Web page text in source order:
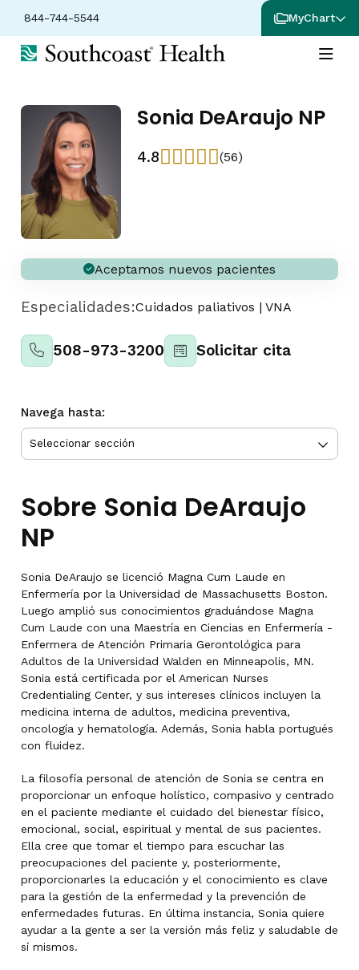
844-744-5544 MyChart
Sonia DeAraujo NP
4.8 (56)
Aceptamos nuevos pacientes
Especialidades:Cuidados paliativos | VNA
508-973-3200 Solicitar cita
Navega hasta:
Sobre Sonia DeAraujo
NP
Sonia DeAraujo se licenció Magna Cum Laude en
Enfermería por la Universidad de Massachusetts Boston.
Luego amplió sus conocimientos graduándose Magna
Cum Laude con una Maestría en Ciencias en Enfermería -
Enfermera de Atención Primaria Gerontológica para
Adultos de la Universidad Walden en Minneapolis, MN.
Sonia está certificada por el American Nurses
Credentialing Center, y sus intereses clínicos incluyen la
medicina interna de adultos, medicina preventiva,
oncología y hematología. Además, Sonia habla portugués
con fluidez.
La filosofía personal de atención de Sonia se centra en
proporcionar un enfoque holístico, compasivo y centrado
en el paciente mediante el cuidado del bienestar físico,
emocional, social, espiritual y mental de sus pacientes.
Ella cree que tomar el tiempo para escuchar las
preocupaciones del paciente y, posteriormente,
proporcionarles la educación y el conocimiento es clave
para la gestión de la enfermedad y la prevención de
enfermedades futuras. En última instancia, Sonia quiere
ayudar a la gente a ser la versión más feliz y saludable de
sí mismos.